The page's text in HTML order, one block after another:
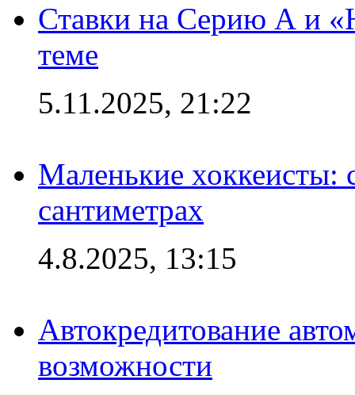
Ставки на Серию А и
теме
5.11.2025, 21:22
Маленькие хоккеисты:
сантиметрах
4.8.2025, 13:15
Автокредитование
возможности